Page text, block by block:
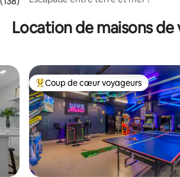
Location de maisons
Coups de cœur voyageurs les plus
Coup de cœur voyageurs